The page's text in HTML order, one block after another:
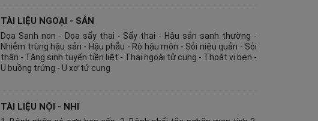
TÀI LIỆU NGOẠI - SẢN
Dọa Sanh non - Dọa sẩy thai - Sẩy thai - Hậu sản sanh thường -
Nhiễm trùng hậu sản - Hậu phẫu - Rò hậu môn - Sỏi niệu quản - Sỏi
thận - Tăng sinh tuyến tiền liệt - Thai ngoài tử cung - Thoát vị bẹn -
U buồng trứng - U xơ tử cung
TÀI LIỆU NỘI - NHI